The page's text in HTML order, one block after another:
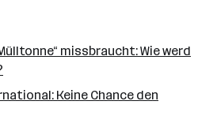
missbraucht: Wie werd
Keine Chance den